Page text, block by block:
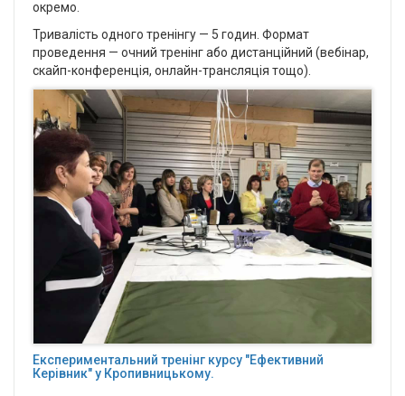
окремо.
Тривалість одного тренінгу — 5 годин. Формат
проведення — очний тренінг або дистанційний (вебінар,
скайп-конференція, онлайн-трансляція тощо).
Експериментальний тренінг курсу "Ефективний
Керівник" у Кропивницькому.